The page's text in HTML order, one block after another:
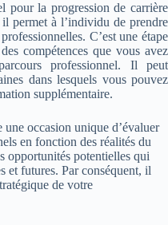
pour la progression de carrière
permet à l’individu de prendre
C’est une étape
compétences que vous avez
professionnel. Il peut
dans lesquels vous pouvez
supplémentaire.
occasion unique d’évaluer
en fonction des réalités du
opportunités potentielles qui
et futures. Par conséquent, il
de votre